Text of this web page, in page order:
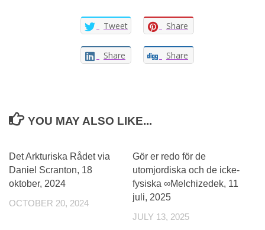
Tweet Share
Share Share
YOU MAY ALSO LIKE...
Det Arkturiska Rådet via
Daniel Scranton, 18
oktober, 2024
OCTOBER 20, 2024
Gör er redo för de
utomjordiska och de icke-
fysiska ∞Melchizedek, 11
juli, 2025
JULY 13, 2025